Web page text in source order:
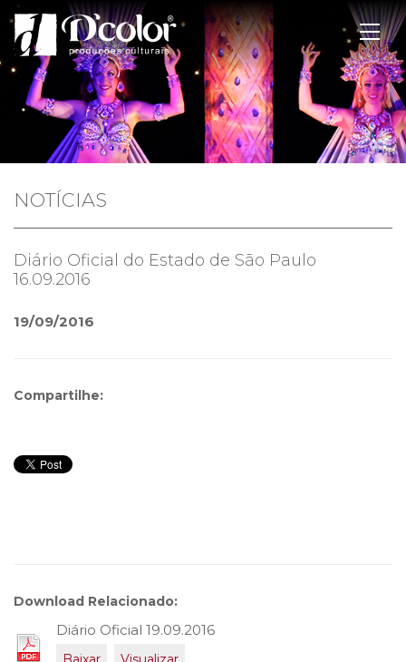
NOTÍCIAS
Diário Oficial do Estado de São Paulo
16.09.2016
19/09/2016
Compartilhe:
Download Relacionado:
Diário Oficial 19.09.2016